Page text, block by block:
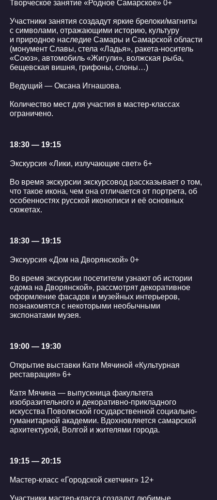
Творческое занятие «Родное Самарское» 0+
Участники занятия создадут яркие брелоки/магниты
с символами, отражающими историю, культуру
и природное наследие Самары и Самарской области
(монумент Славы, стела «Ладья», ракета-носитель
«Союз», автомобиль «Жигули», волжская рыба,
бещевская вишня, грифоны, слоны…)
Ведущий — Оксана Игнашова.
Количество мест для участия в мастер-классах
ограничено.
18:30 — 19:15
Экскурсия «Лики, излучающие свет» 6+
Во время экскурсии экскурсовод рассказывает о том,
что такое икона, чем она отличается от портрета, об
особенностях русской иконописи и её основных
сюжетах.
18:30 — 19:15
Экскурсия «Дом на Дворянской» 0+
Во время экскурсии посетители узнают об истории
«дома на Дворянской», рассмотрят декоративное
оформление фасадов и музейных интерьеров,
познакомятся с некоторыми необычными
экспонатами музея.
19:00 — 19:30
Открытие выставки Кати Мячиной «Культурная
реставрация» 6+
Катя Мячина — выпускница факультета
изобразительного и декоративно-прикладного
искусства Поволжской государственной социально-
гуманитарной академии. Вдохновляется самарской
архитектурой, Волгой и жителями города.
19:15 — 20:15
Мастер-класс «Городской скетчинг» 12+
Участники мастер-класса создадут любимые